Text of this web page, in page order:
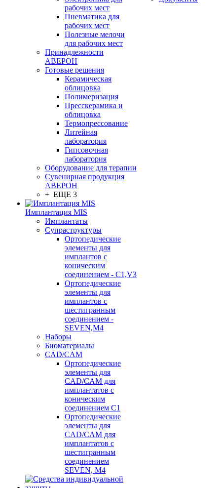
рабочих мест
Пневматика для
рабочих мест
Полезные мелочи
для рабочих мест
Принадлежности
АВЕРОН
Готовые решения
Керамическая
облицовка
Полимеризация
Пресскерамика и
облицовка
Термопрессование
Литейная
лаборатория
Гипсовочная
лаборатория
Оборудование для терапии
Сувенирная продукция
АВЕРОН
+ ЕЩЕ 3
Имплантация MIS
Имплантаты
Супраструктуры
Ортопедические
элементы для
имплантов с
коническим
соединением - C1,V3
Ортопедические
элементы для
имплантов с
шестигранным
соединением -
SEVEN,M4
Наборы
Биоматериалы
CAD/CAM
Ортопедические
элементы для
CAD/CAM для
имплантатов с
коническим
соединением С1
Ортопедические
элементы для
CAD/CAM для
имплантатов с
шестигранным
соединением
SEVEN, М4